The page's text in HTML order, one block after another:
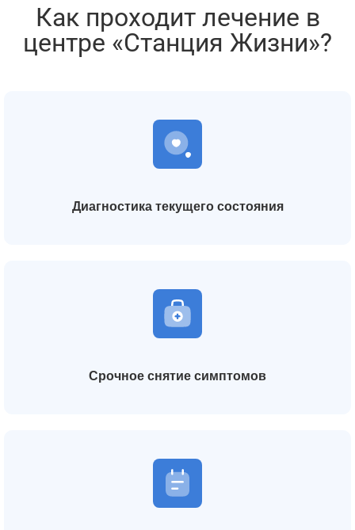
Как проходит лечение в
центре «Станция Жизни»?
Диагностика текущего состояния
Срочное снятие симптомов